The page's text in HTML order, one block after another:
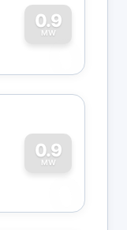
0.9
MW
0
0.9
MW
0